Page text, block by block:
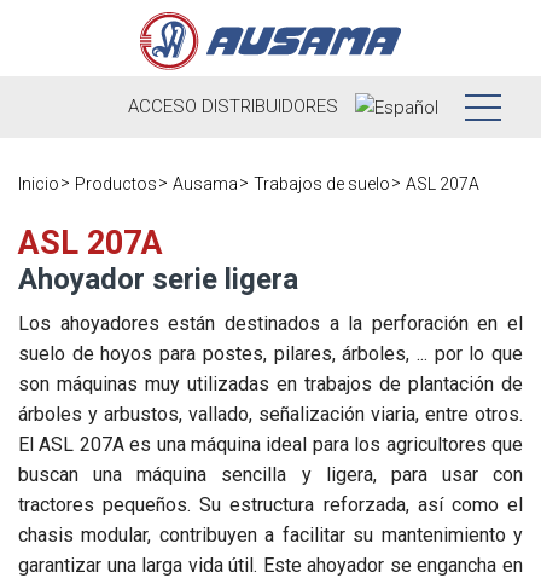
ACCESO DISTRIBUIDORES
Nosotros
Ausama hoy
Marcas que
trabajamos
Encuesta de
satisfacción
Ocasión
Postventa
Registra tu
máquina
Recambios
Actualidad
Blog
Prensa
Contacto
Inicio Productos Ausama Trabajos de suelo ASL 207A
ASL 207A
Ahoyador serie ligera
Los ahoyadores están destinados a la perforación en el
suelo de hoyos para postes, pilares, árboles, ... por lo que
son máquinas muy utilizadas en trabajos de plantación de
árboles y arbustos, vallado, señalización viaria, entre otros.
El ASL 207A es una máquina ideal para los agricultores que
buscan una máquina sencilla y ligera, para usar con
tractores pequeños. Su estructura reforzada, así como el
chasis modular, contribuyen a facilitar su mantenimiento y
garantizar una larga vida útil. Este ahoyador se engancha en